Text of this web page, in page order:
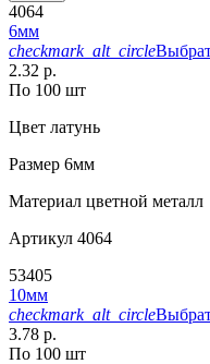
4064
6мм
checkmark_alt_circle
2.32 р.
По 100 шт
Цвет латунь
Размер 6мм
Материал цветной металл
Артикул 4064
53405
10мм
checkmark_alt_circle
3.78 р.
По 100 шт